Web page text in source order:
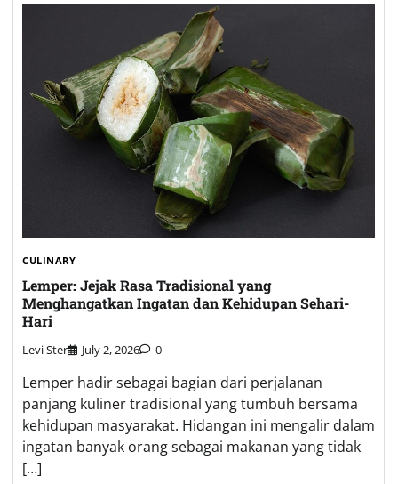
CULINARY
Lemper: Jejak Rasa Tradisional yang
Menghangatkan Ingatan dan Kehidupan Sehari-
Hari
Levi Ster July 2, 2026 0
Lemper hadir sebagai bagian dari perjalanan
panjang kuliner tradisional yang tumbuh bersama
kehidupan masyarakat. Hidangan ini mengalir dalam
ingatan banyak orang sebagai makanan yang tidak
[…]